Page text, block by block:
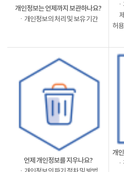
개인정보는 언제까지 보관하나요?
ㆍ개인정보의 처리 및 보유 기간
허
언제 개인정보를 지우나요?
개